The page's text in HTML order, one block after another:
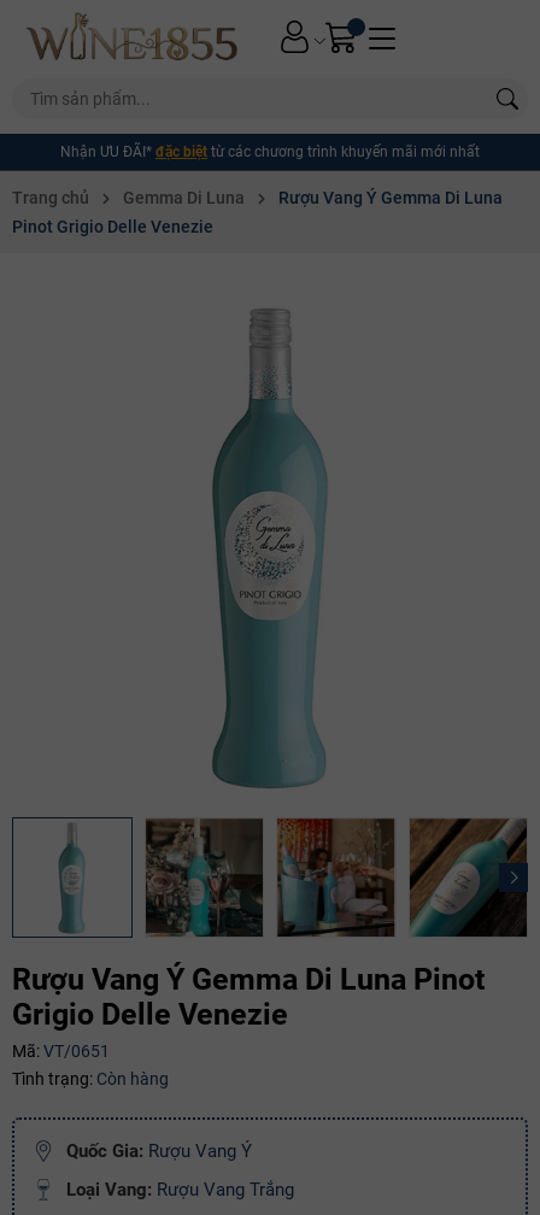
Nhận ƯU ĐÃI* đặc biệt từ các chương trình khuyến mãi mới nhất
Trang chủ Gemma Di Luna
Rượu Vang Ý Gemma Di Luna
Pinot Grigio Delle Venezie
Rượu Vang Ý Gemma Di Luna Pinot
Grigio Delle Venezie
Mã:VT/0651
Tình trạng: Còn hàng
Quốc Gia: Rượu Vang Ý
Loại Vang: Rượu Vang Trắng
Mã giảm giá:
Điều kiện:
Copy mã và nhập mã ở trang THANH TOÁN